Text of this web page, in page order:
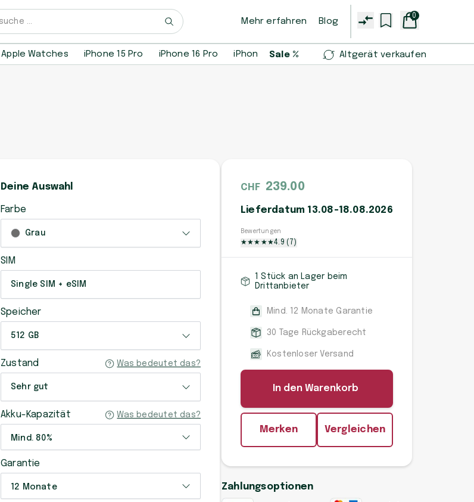
Mehr erfahren Blog
0
Apple Watches iPhone 15 Pro iPhone 16 Pro iPhone 14 Pro iPhone 13 mini Samsung Galaxy
Sale % Altgerät verkaufen
Deine Auswahl
Farbe
Grau
SIM
Single SIM + eSIM
Speicher
512 GB
Zustand Was bedeutet das?
Sehr gut
Akku-Kapazität Was bedeutet das?
Mind. 80%
Garantie
12 Monate
CHF 239.00
Lieferdatum 13.08-18.08.2026
Bewertungen
★★★ ★★4.9 ( 7 )
1 Stück an Lager beim
Drittanbieter
Mind. 12 Monate Garantie
30 Tage Rückgaberecht
Kostenloser Versand
In den Warenkorb
Merken Vergleichen
Zahlungsoptionen